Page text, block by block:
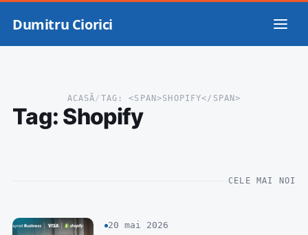
Dumitru Ciorici
ACASĂ/ TAG: <SPAN>SHOPIFY</SPAN>
Tag: Shopify
CELE MAI NOI
20 mai 2026